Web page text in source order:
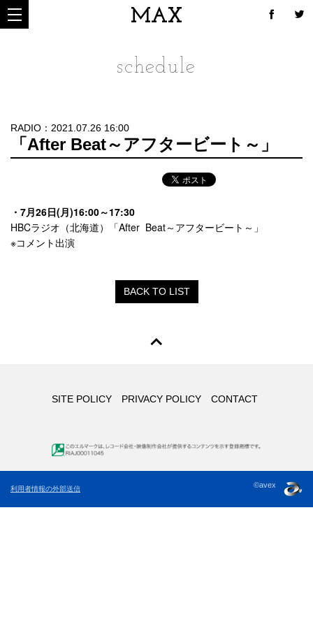
MAX
schedule
RADIO：2021.07.26 16:00
「After Beat～アフタービート～」
・7月26日(月)16:00～17:30
HBCラジオ（北海道）「After Beat～アフタービート～」
※コメント出演
BACK TO LIST
SITE POLICY PRIVACY POLICY CONTACT
利用者情報の外部送信 ©avex